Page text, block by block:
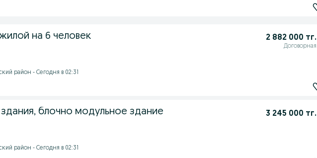
на 6 человек 2 882 000 тг.
Договорная
район - Сегодня в 02:31
блочно модульное здание 3 245 000 тг.
район - Сегодня в 02:31